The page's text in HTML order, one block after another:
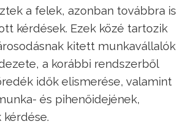
a felek, azonban továbbra is
kérdések. Ezek közé tartozik
kitett munkavállalók
a korábbi rendszerből
idők elismerése, valamint
és pihenőidejének,
kérdése.